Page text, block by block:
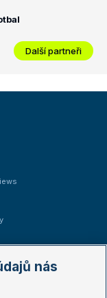
Další partneři
nás